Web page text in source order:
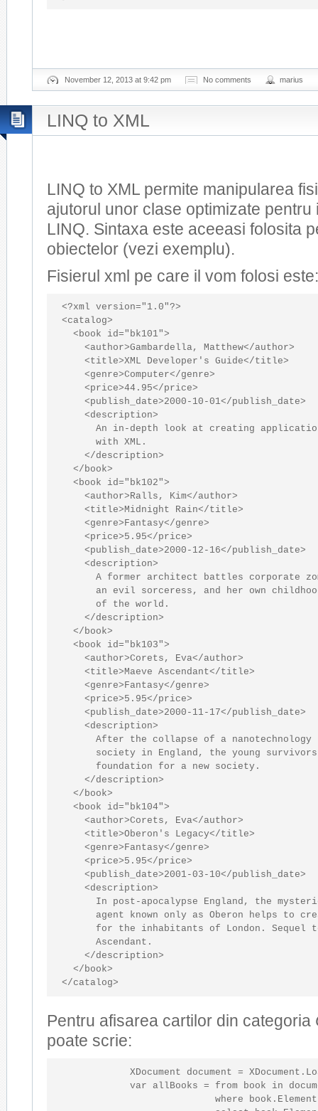
November 12, 2013 at 9:42 pm No comments marius
LINQ to XML
LINQ to XML permite manipularea
ajutorul unor clase optimizate pentru
LINQ. Sintaxa este aceeasi folosita
obiectelor (vezi exemplu).
Fisierul xml pe care il vom folosi este:
<?xml version="1.0"?>
<catalog>
<book id="bk101">
<author>Gambardella, Matthew</author>
<title>XML Developer's Guide</title>
<genre>Computer</genre>
<price>44.95</price>
<publish_date>2000-10-01</publish_date>
<description>
An in-depth look at creating
      with XML.
</description>
</book>
<book id="bk102">
<author>Ralls, Kim</author>
<title>Midnight Rain</title>
<genre>Fantasy</genre>
<price>5.95</price>
<publish_date>2000-12-16</publish_date>
<description>
A former architect battles corporate
an evil sorceress, and her own
      of the world.
</description>
</book>
<book id="bk103">
<author>Corets, Eva</author>
<title>Maeve Ascendant</title>
<genre>Fantasy</genre>
<price>5.95</price>
<publish_date>2000-11-17</publish_date>
<description>
      After the collapse of a nanotechnology
society in England, the young
      foundation for a new society.
</description>
</book>
<book id="bk104">
<author>Corets, Eva</author>
<title>Oberon's Legacy</title>
<genre>Fantasy</genre>
<price>5.95</price>
<publish_date>2001-03-10</publish_date>
<description>
In post-apocalypse England, the
agent known only as Oberon helps to
for the inhabitants of London. Sequel
      Ascendant.
</description>
</book>
</catalog>
Pentru afisarea cartilor din categoria
poate scrie:
XDocument document =
var allBooks = from book in
where